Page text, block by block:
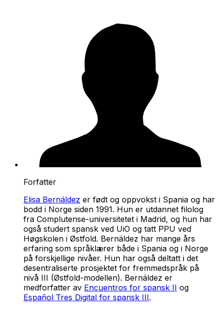
Forfatter
Elisa Bernáldez er født og oppvokst i Spania og har
bodd i Norge siden 1991. Hun er utdannet filolog
fra Complutense-universitetet i Madrid, og hun har
også studert spansk ved UiO og tatt PPU ved
Høgskolen i Østfold. Bernáldez har mange års
erfaring som språklærer både i Spania og i Norge
på forskjellige nivåer. Hun har også deltatt i det
desentraliserte prosjektet for fremmedspråk på
nivå III (Østfold-modellen). Bernáldez er
medforfatter av Encuentros for spansk II og
Español Tres Digital for spansk III.